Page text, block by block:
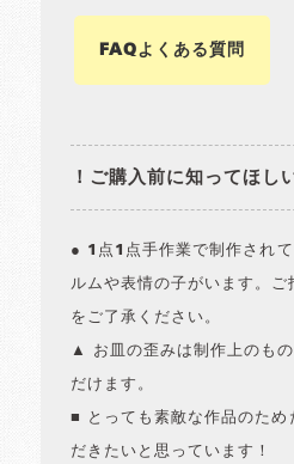
FAQよくある質問
！ご購入前に知ってほし
● 1点1点手作業で制作され
ルムや表情の子がいます。ご
をご了承ください。
▲ お皿の歪みは制作上のも
だけます。
■ とっても素敵な作品のため
だきたいと思っています！